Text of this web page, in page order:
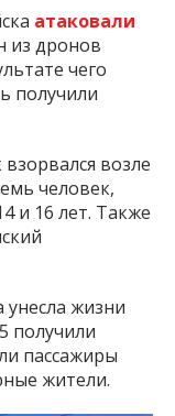
атаковали
из дронов
чего
получили
возле
человек,
и 16 лет. Также
унесла жизни
получили
пассажиры
жители.